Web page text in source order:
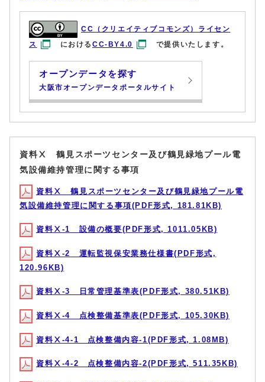
CC（クリエイティブコモンズ）ライセン
ス
におけるCC-BY4.0 で提供いたします。
オープンデータを探す
大阪市オープンデータポータルサイト
資料Ⅹ 鶴見スポーツセンター及び鶴見緑地プール電
気設備維持管理に関する事項
資料Ⅹ 鶴見スポーツセンター及び鶴見緑地プール電
気設備維持管理に関する事項(PDF形式, 181.81KB)
資料Ⅹ-1 設備の概要(PDF形式, 1011.05KB)
資料Ⅹ-2 運転監視保安業務仕様書(PDF形式,
120.96KB)
資料Ⅹ-3 日常管理基準表(PDF形式, 380.51KB)
資料Ⅹ-4 点検整備基準表(PDF形式, 105.30KB)
資料Ⅹ-4-1 点検整備内容-1(PDF形式, 1.08MB)
資料Ⅹ-4-2 点検整備内容-2(PDF形式, 511.35KB)